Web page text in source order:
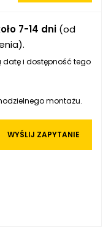
7-14 dni (od
datę i dostępność tego
montażu.
WYŚLIJ ZAPYTANIE